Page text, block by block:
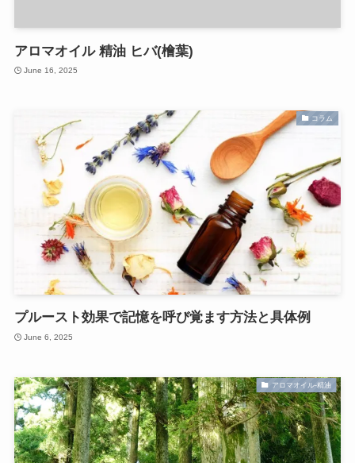
アロマオイル 精油 ヒバ(檜葉)
June 16, 2025
コラム
プルースト効果で記憶を呼び覚ます方法と具体例
June 6, 2025
アロマオイル-精油